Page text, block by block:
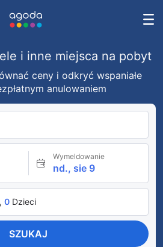
i inne miejsca na pobyt
ceny i odkryć wspaniałe
anulowaniem
Wymeldowanie
nd., sie 9
0 Dzieci
SZUKAJ